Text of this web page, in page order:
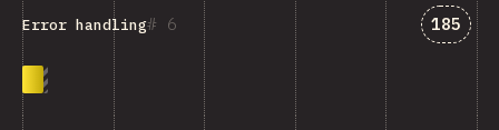
6
Error handling 匹配
185